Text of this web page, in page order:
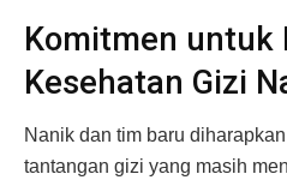
Komitmen untuk
Kesehatan Gizi
Nanik dan tim baru
tantangan gizi yang masih